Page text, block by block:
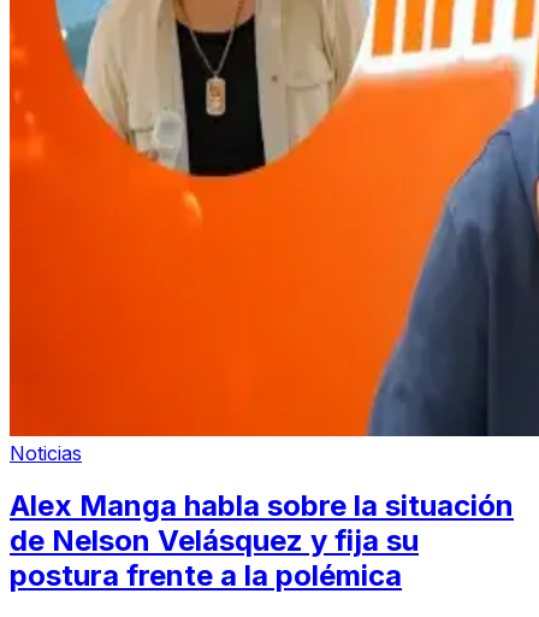
Noticias
Alex Manga habla sobre la situación
de Nelson Velásquez y fija su
postura frente a la polémica